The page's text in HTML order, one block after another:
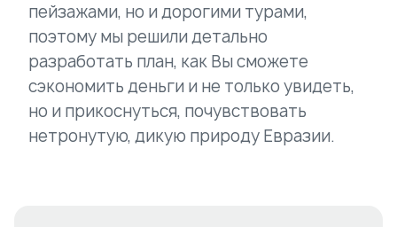
пейзажами, но и дорогими турами,
поэтому мы решили детально
разработать план, как Вы сможете
сэкономить деньги и не только увидеть,
но и прикоснуться, почувствовать
нетронутую, дикую природу Евразии.